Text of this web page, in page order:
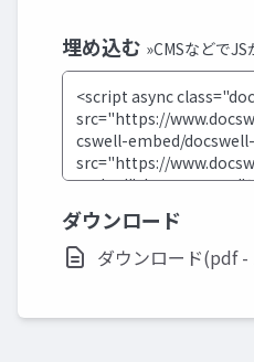
埋め込む »CMSなどで
ダウンロード
ダウンロード(pdf -